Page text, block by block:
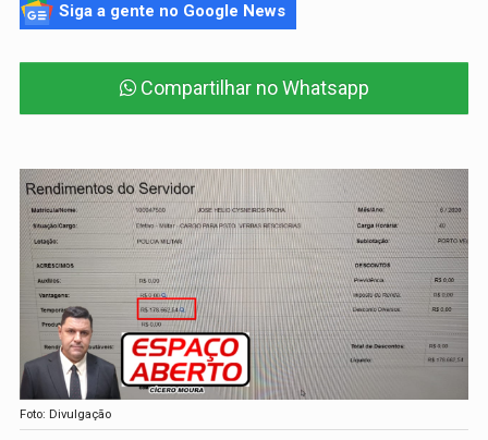
Siga a gente no Google News
Compartilhar no Whatsapp
Foto: Divulgação